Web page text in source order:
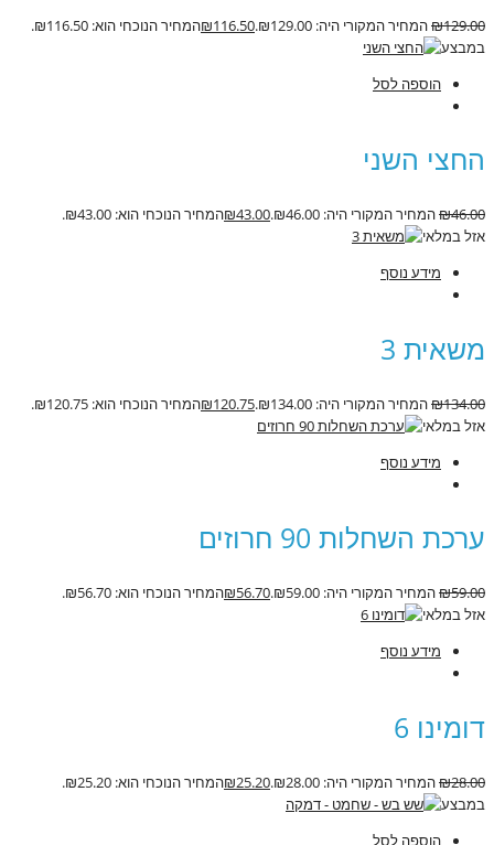
₪129.00 המחיר המקורי היה: ₪129.00. ₪116.50
המחיר הנוכחי הוא: ₪116.50.
במבצע
הוספה לסל
החצי השני
₪46.00 המחיר המקורי היה: ₪46.00. ₪43.00
המחיר הנוכחי הוא: ₪43.00.
אזל במלאי
מידע נוסף
משאית 3
₪134.00 המחיר המקורי היה: ₪134.00. ₪120.75
המחיר הנוכחי הוא: ₪120.75.
אזל במלאי
מידע נוסף
ערכת השחלות 90 חרוזים
₪59.00 המחיר המקורי היה: ₪59.00. ₪56.70
המחיר הנוכחי הוא: ₪56.70.
אזל במלאי
מידע נוסף
דומינו 6
₪28.00 המחיר המקורי היה: ₪28.00. ₪25.20
המחיר הנוכחי הוא: ₪25.20.
במבצע
הוספה לסל